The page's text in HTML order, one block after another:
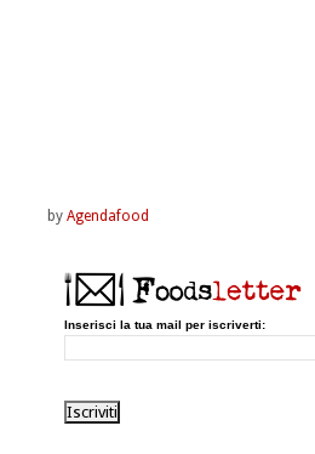
by Agendafood
Inserisci la tua mail per iscriverti: